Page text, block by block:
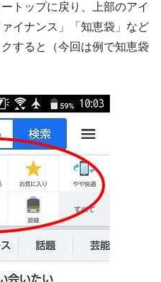
トップに戻り、上部のアイ
イナンス」「知恵袋」など
すると（今回は例で知恵袋